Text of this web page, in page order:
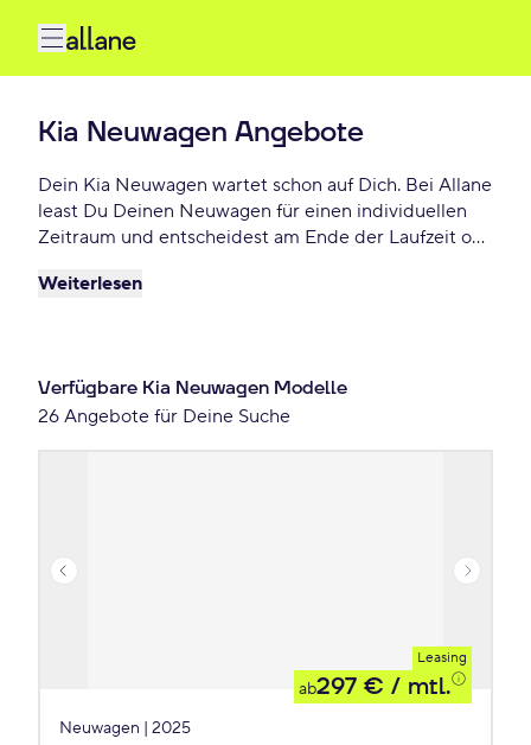
Kia Neuwagen Angebote
Dein Kia Neuwagen wartet schon auf Dich. Bei Allane
least Du Deinen Neuwagen für einen individuellen
Zeitraum und entscheidest am Ende der Laufzeit ob
willst. Finde das perfekte Kia Neuwagen Angebot
Weiterlesen
Verfügbare Kia Neuwagen Modelle
26 Angebote für Deine Suche
Leasing
ab297 € / mtl.
Neuwagen | 2025